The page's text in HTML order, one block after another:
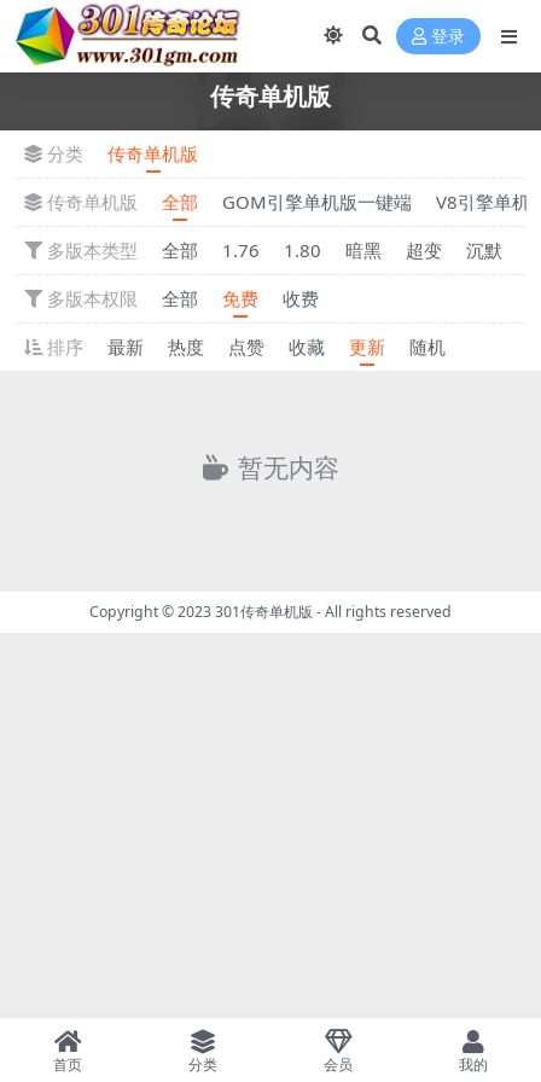
登录
传奇单机版
分类
传奇单机版
传奇单机版
全部 GOM引擎单机版一键端
V8引擎单机
多版本类型
全部 1.76 1.80 暗黑 超变 沉默
多版本权限
全部 免费
收费
排序
最新 热度 点赞 收藏 更新 随机
暂无内容
Copyright © 2023301传奇单机版 - All rights reserved
首页 分类 会员 我的